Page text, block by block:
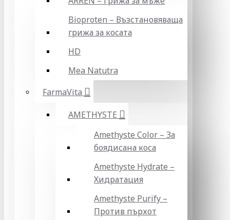
Bioproten – Възстановяваща
грижа за косата
HD
Mea Natutra
FarmaVita
AMETHYSTE
Amethyste Color – За
боядисана коса
Amethyste Hydrate –
Хидратация
Amethyste Purify –
Против пърхот